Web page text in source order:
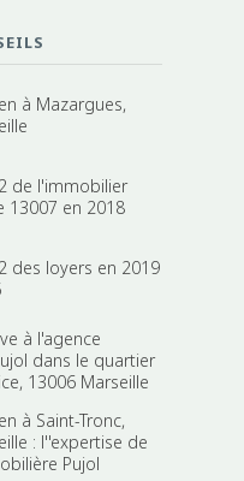
à Mazargues,
de l'immobilier
13007 en 2018
des loyers en 2019
à l'agence
dans le quartier
13006 Marseille
à Saint-Tronc,
: l''expertise de
Pujol